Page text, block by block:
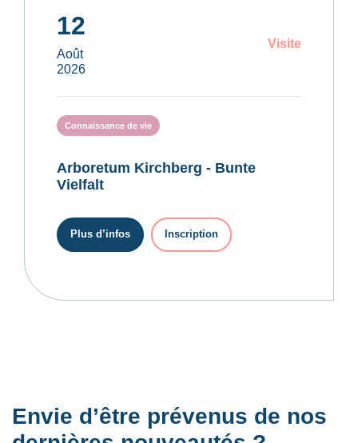
12
Août
2026
Visite
Connaissance de vie
Arboretum Kirchberg - Bunte
Vielfalt
Plus d’infos Inscription
Envie d’être prévenus de nos